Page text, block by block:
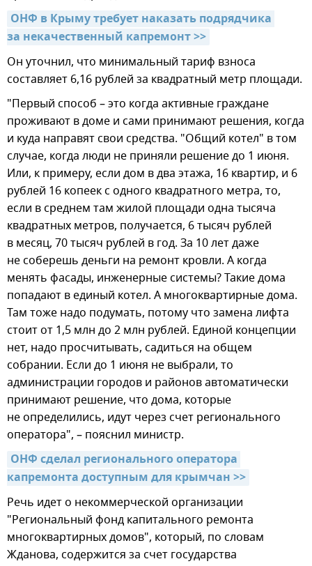
ОНФ в Крыму требует наказать подрядчика
за некачественный капремонт >>
Он уточнил, что минимальный тариф взноса
составляет 6,16 рублей за квадратный метр площади.
"Первый способ – это когда активные граждане
проживают в доме и сами принимают решения, когда
и куда направят свои средства. "Общий котел" в том
случае, когда люди не приняли решение до 1 июня.
Или, к примеру, если дом в два этажа, 16 квартир, и 6
рублей 16 копеек с одного квадратного метра, то,
если в среднем там жилой площади одна тысяча
квадратных метров, получается, 6 тысяч рублей
в месяц, 70 тысяч рублей в год. За 10 лет даже
не соберешь деньги на ремонт кровли. А когда
менять фасады, инженерные системы? Такие дома
попадают в единый котел. А многоквартирные дома.
Там тоже надо подумать, потому что замена лифта
стоит от 1,5 млн до 2 млн рублей. Единой концепции
нет, надо просчитывать, садиться на общем
собрании. Если до 1 июня не выбрали, то
администрации городов и районов автоматически
принимают решение, что дома, которые
не определились, идут через счет регионального
оператора", – пояснил министр.
ОНФ сделал регионального оператора
капремонта доступным для крымчан >>
Речь идет о некоммерческой организации
"Региональный фонд капитального ремонта
многоквартирных домов", который, по словам
Жданова, содержится за счет государства